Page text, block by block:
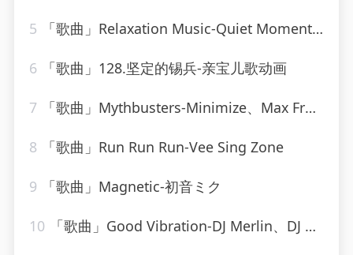
5 「歌曲」Relaxation Music-Quiet Moments、SPA、Spa Relaxation
6 「歌曲」128.坚定的锡兵-亲宝儿歌动画
7 「歌曲」Mythbusters-Minimize、Max Freegrant
8 「歌曲」Run Run Run-Vee Sing Zone
9 「歌曲」Magnetic-初音ミク
10 「歌曲」Good Vibration-DJ Merlin、DJ C-Bass